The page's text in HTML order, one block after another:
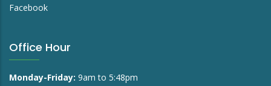
Service
Annual Report